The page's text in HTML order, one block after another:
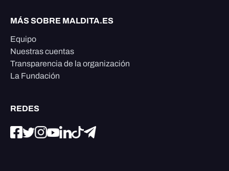
MÁS SOBRE MALDITA.ES
Equipo
Nuestras cuentas
Transparencia de la organización
La Fundación
REDES